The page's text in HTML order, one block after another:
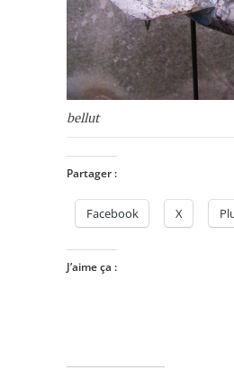
bellut
Partager :
Facebook X
J’aime ça :